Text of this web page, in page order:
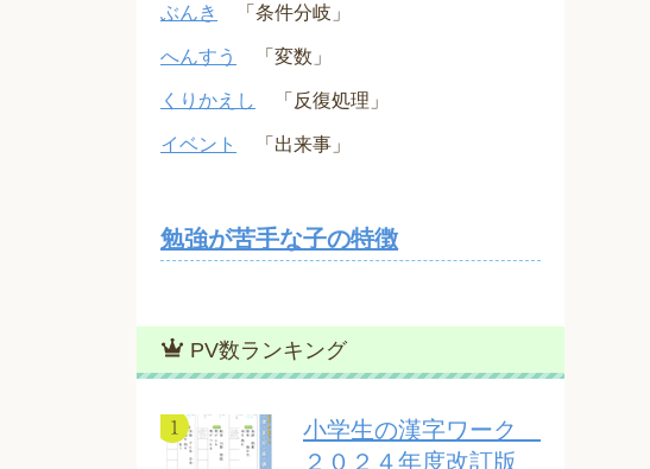
ぶんき 「条件分岐」
へんすう 「変数」
くりかえし 「反復処理」
イベント 「出来事」
勉強が苦手な子の特徴
PV数ランキング
小学生の漢字ワーク
２０２４年度改訂版